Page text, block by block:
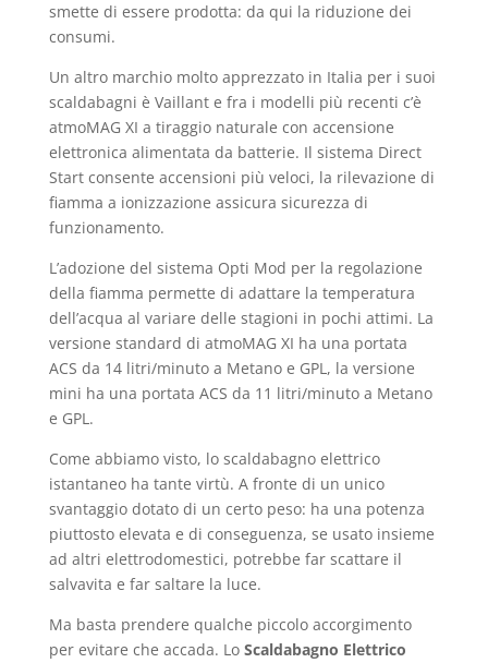
smette di essere prodotta: da qui la riduzione dei
consumi.
Un altro marchio molto apprezzato in Italia per i suoi
scaldabagni è Vaillant e fra i modelli più recenti c’è
atmoMAG XI a tiraggio naturale con accensione
elettronica alimentata da batterie. Il sistema Direct
Start consente accensioni più veloci, la rilevazione di
fiamma a ionizzazione assicura sicurezza di
funzionamento.
L’adozione del sistema Opti Mod per la regolazione
della fiamma permette di adattare la temperatura
dell’acqua al variare delle stagioni in pochi attimi. La
versione standard di atmoMAG XI ha una portata
ACS da 14 litri/minuto a Metano e GPL, la versione
mini ha una portata ACS da 11 litri/minuto a Metano
e GPL.
Come abbiamo visto, lo scaldabagno elettrico
istantaneo ha tante virtù. A fronte di un unico
svantaggio dotato di un certo peso: ha una potenza
piuttosto elevata e di conseguenza, se usato insieme
ad altri elettrodomestici, potrebbe far scattare il
salvavita e far saltare la luce.
Ma basta prendere qualche piccolo accorgimento
per evitare che accada. Lo Scaldabagno Elettrico